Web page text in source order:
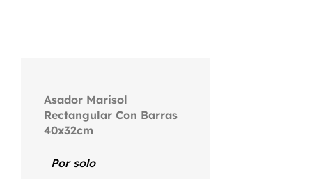
Asador Marisol
Rectangular Con Barras
40x32cm
Por solo